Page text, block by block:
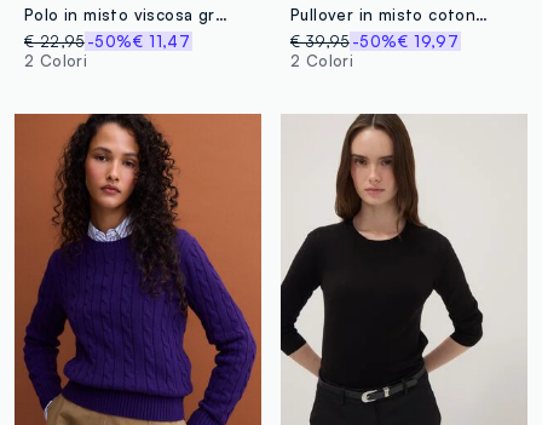
Polo in misto viscosa grigia regular fit
€ 22,95-50%€ 11,47
2 Colori
Pullover in misto cotone multicolor regular fit con design a maglia
€ 39,95 -50%€ 19,97
2 Colori